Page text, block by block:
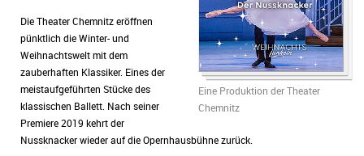
Eine Produktion der Theater
Chemnitz
Die Theater Chemnitz eröffnen
pünktlich die Winter- und
Weihnachtswelt mit dem
zauberhaften Klassiker. Eines der
meistaufgeführten Stücke des
klassischen Ballett. Nach seiner
Premiere 2019 kehrt der
Nussknacker wieder auf die Opernhausbühne zurück.